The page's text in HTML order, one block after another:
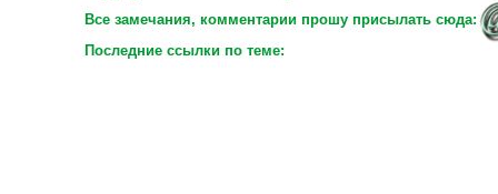
Все замечания, комментарии прошу присылать сюда:
Последние ссылки по теме: